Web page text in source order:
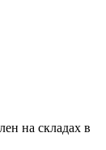
на складах в